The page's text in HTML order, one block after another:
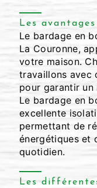
Les
Le bardage en
La Couronne,
votre maison.
travaillons avec
pour garantir
Le bardage en
excellente
permettant de
énergétiques et
quotidien.
Les